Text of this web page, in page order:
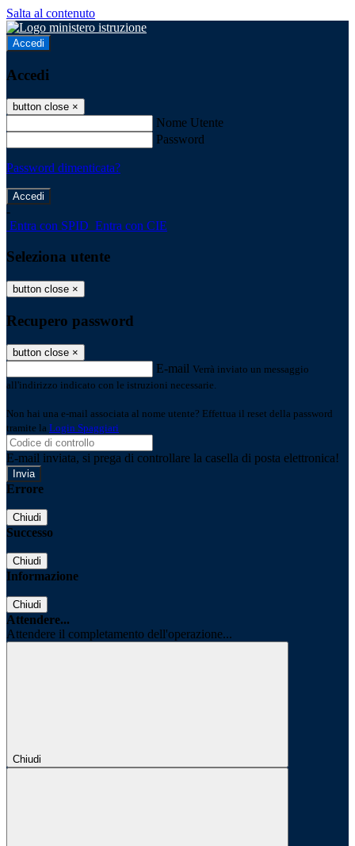
Salta al contenuto
Accedi
Accedi
button close ×
Nome Utente
Password
Password dimenticata?
-
Entra con SPID Entra con CIE
Seleziona utente
button close ×
Recupero password
button close ×
E-mail Verrà inviato un messaggio
all'indirizzo indicato con le istruzioni necessarie.
Non hai una e-mail associata al nome utente? Effettua il reset della password
tramite la Login Spaggiari
E-mail inviata, si prega di controllare la casella di posta elettronica!
Errore
Chiudi
Successo
Chiudi
Informazione
Chiudi
Attendere...
Attendere il completamento dell'operazione...
Chiudi